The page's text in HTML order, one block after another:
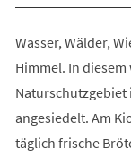
Wasser, Wälder,
Himmel. In
Naturschutzgebiet
angesiedelt. Am
täglich frische